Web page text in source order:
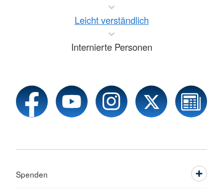
Leicht verständlich
Internierte Personen
Spenden